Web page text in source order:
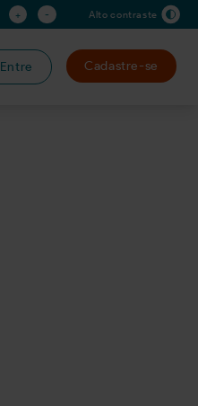
+ - Alto contraste
Entre Cadastre-se